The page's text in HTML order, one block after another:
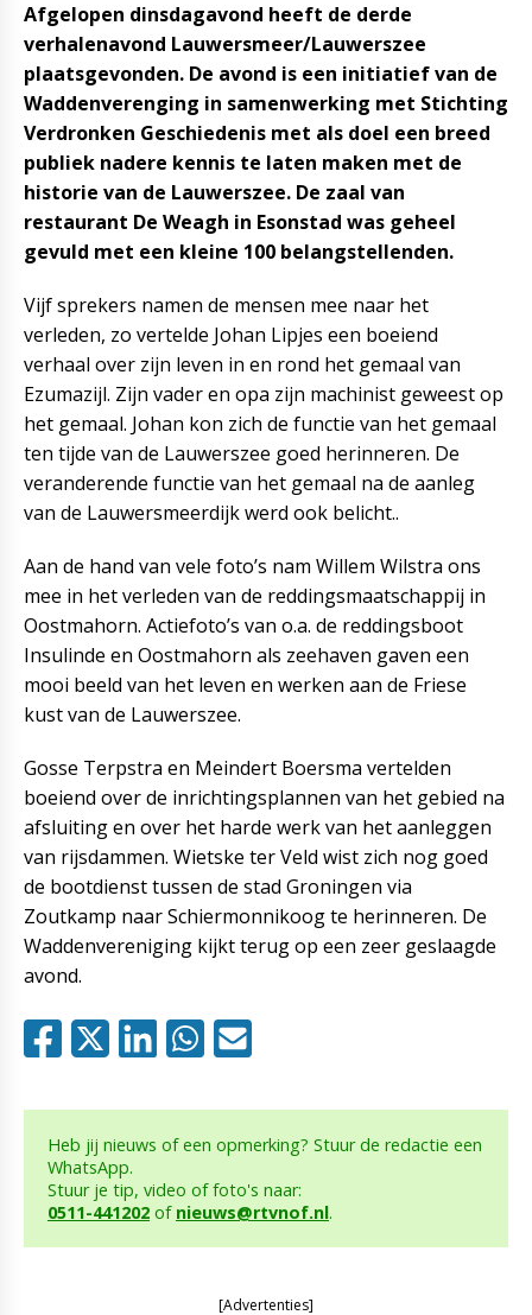
Afgelopen dinsdagavond heeft de derde
verhalenavond Lauwersmeer/Lauwerszee
plaatsgevonden. De avond is een initiatief van de
Waddenverenging in samenwerking met Stichting
Verdronken Geschiedenis met als doel een breed
publiek nadere kennis te laten maken met de
historie van de Lauwerszee. De zaal van
restaurant De Weagh in Esonstad was geheel
gevuld met een kleine 100 belangstellenden.
Vijf sprekers namen de mensen mee naar het
verleden, zo vertelde Johan Lipjes een boeiend
verhaal over zijn leven in en rond het gemaal van
Ezumazijl. Zijn vader en opa zijn machinist geweest op
het gemaal. Johan kon zich de functie van het gemaal
ten tijde van de Lauwerszee goed herinneren. De
veranderende functie van het gemaal na de aanleg
van de Lauwersmeerdijk werd ook belicht..
Aan de hand van vele foto’s nam Willem Wilstra ons
mee in het verleden van de reddingsmaatschappij in
Oostmahorn. Actiefoto’s van o.a. de reddingsboot
Insulinde en Oostmahorn als zeehaven gaven een
mooi beeld van het leven en werken aan de Friese
kust van de Lauwerszee.
Gosse Terpstra en Meindert Boersma vertelden
boeiend over de inrichtingsplannen van het gebied na
afsluiting en over het harde werk van het aanleggen
van rijsdammen. Wietske ter Veld wist zich nog goed
de bootdienst tussen de stad Groningen via
Zoutkamp naar Schiermonnikoog te herinneren. De
Waddenvereniging kijkt terug op een zeer geslaagde
avond.
Heb jij nieuws of een opmerking? Stuur de redactie een
WhatsApp.
Stuur je tip, video of foto's naar:
0511-441202 of nieuws@rtvnof.nl.
[Advertenties]